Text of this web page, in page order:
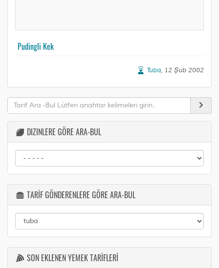
Pudingli Kek
Tuba, 12 Şub 2002
DIZINLERE GÖRE ARA-BUL
TARİF GÖNDERENLERE GÖRE ARA-BUL
SON EKLENEN YEMEK TARİFLERİ